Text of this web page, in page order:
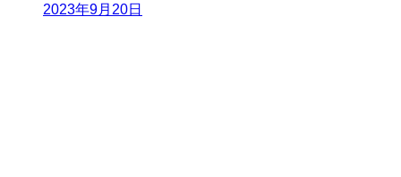
2023年9月20日